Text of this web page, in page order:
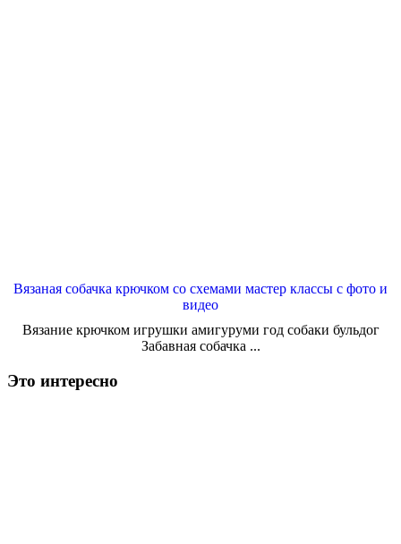
Вязаная собачка крючком со схемами мастер классы с фото и
видео
Вязание крючком игрушки амигуруми год собаки бульдог
Забавная собачка ...
Это интересно